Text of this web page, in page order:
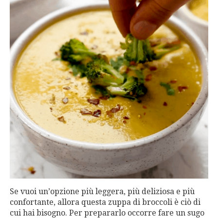
Se vuoi un’opzione più leggera, più deliziosa e più
confortante, allora questa zuppa di broccoli è ciò di
cui hai bisogno. Per prepararlo occorre fare un sugo